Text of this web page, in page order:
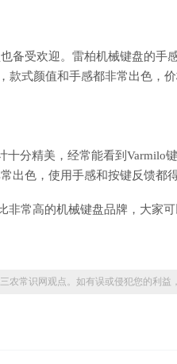
备受欢迎。雷柏机械键盘的手
式颜值和手感都非常出色，价
分精美，经常能看到Varmilo
出色，使用手感和按键反馈都
非常高的机械键盘品牌，大家
常识网观点。如有误或侵犯您的利益